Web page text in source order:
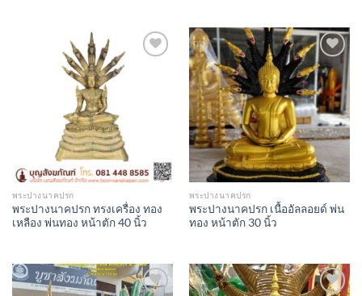
พระปางนาคปรก
พระปางนาคปรก ทรงเครื่อง ทอง
เหลือง พ่นทอง หน้าตัก 40 นิ้ว
Add to
Wishlist
พระปางนาคปรก
พระปางนาคปรก เนื้ออัลลอยด์ พ่น
ทอง หน้าตัก 30 นิ้ว